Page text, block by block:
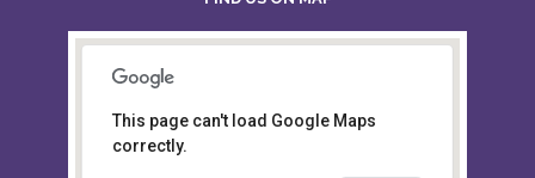
FIND US ON MAP
Board of Intermediate &
This page can't load Google Maps